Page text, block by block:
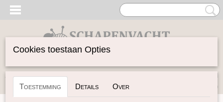
Inloggen Registreren
(0)
Cookies toestaan Opties
Toestemming Details Over